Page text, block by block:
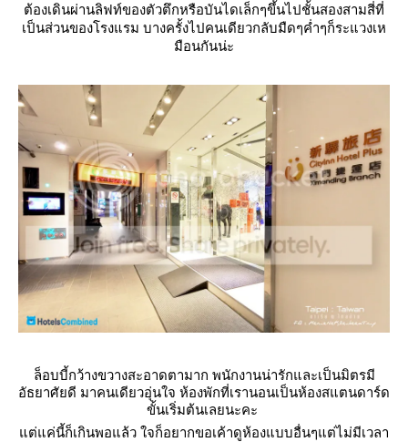
ต้องเดินผ่านลิฟท์ของตัวตึกหรือบันไดเล็กๆขึ้นไปชั้นสองสามสี่ที่
เป็นส่วนของโรงแรม บางครั้งไปคนเดียวกลับมืดๆค่ำๆก็ระแวงเห
มือนกันน่ะ
ล็อบบี้กว้างขวางสะอาดตามาก พนักงานน่ารักและเป็นมิตรมี
อัธยาศัยดี มาคนเดียวอุ่นใจ ห้องพักที่เรานอนเป็นห้องสแตนดาร์ด
ขั้นเริ่มต้นเลยนะคะ
ต่แค่นี้ก็เกินพอแล้ว ใจก็อยากขอเค้าดูห้องแบบอื่นๆแต่ไม่มีเวลา